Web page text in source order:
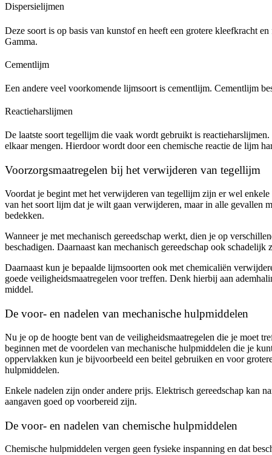
Dispersielijmen
Deze soort is op basis van kunstof en heeft een grotere kleefkracht
Gamma.
Cementlijm
Een andere veel voorkomende lijmsoort is cementlijm. Cementlijm
Reactieharslijmen
De laatste soort tegellijm die vaak wordt gebruikt is
elkaar mengen. Hierdoor wordt door een chemische reactie de lijm
Voorzorgsmaatregelen bij het verwijderen van tegellijm
Voordat je begint met het verwijderen van tegellijm zijn er wel
van het soort lijm dat je wilt gaan verwijderen, maar in alle gevallen
bedekken.
Wanneer je met mechanisch gereedschap werkt, dien je op
beschadigen. Daarnaast kan mechanisch gereedschap ook
Daarnaast kun je bepaalde lijmsoorten ook met chemicaliën
goede veiligheidsmaatregelen voor treffen. Denk hierbij aan
middel.
De voor- en nadelen van mechanische hulpmiddelen
Nu je op de hoogte bent van de veiligheidsmaatregelen die je moet
beginnen met de voordelen van mechanische hulpmiddelen die je
oppervlakken kun je bijvoorbeeld een beitel gebruiken en voor
hulpmiddelen.
Enkele nadelen zijn onder andere prijs. Elektrisch gereedschap kan
aangaven goed op voorbereid zijn.
De voor- en nadelen van chemische hulpmiddelen
Chemische hulpmiddelen vergen geen fysieke inspanning en dat